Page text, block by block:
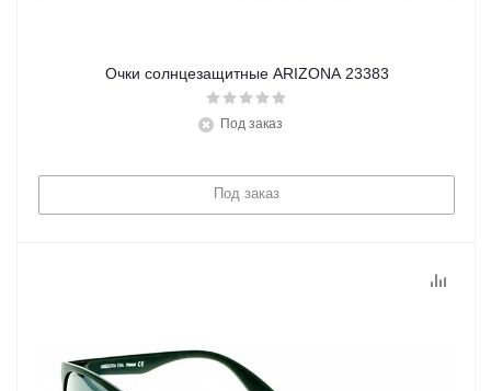
Очки солнцезащитные ARIZONA 23383
Под заказ
Под заказ